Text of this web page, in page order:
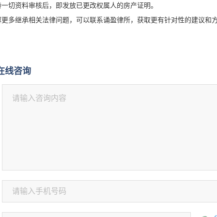
切资料审核后，即发放已更改权属人的房产证明。
多继承相关法律问题，可以联系诵盈律所，获取更有针对性的建议和
线咨询